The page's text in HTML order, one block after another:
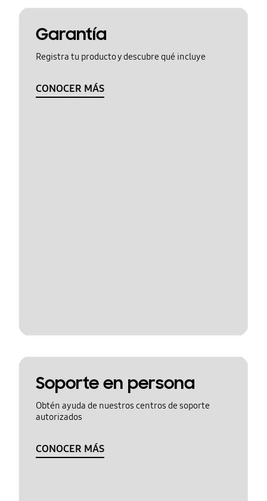
Garantía
Registra tu producto y descubre qué incluye
CONOCER MÁS
Soporte en persona
Obtén ayuda de nuestros centros de soporte
autorizados
CONOCER MÁS